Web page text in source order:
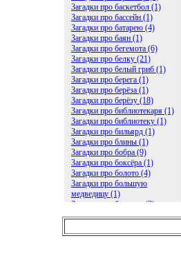
Загадки про баскетбол (1)
Загадки про бассейн (1)
Загадки про батарею (4)
Загадки про баян (1)
Загадки про бегемота (6)
Загадки про белку (21)
Загадки про белый гриб (1)
Загадки про берега (1)
Загадки про берёза (1)
Загадки про берёзу (18)
Загадки про библиотекаря (1)
Загадки про библиотеку (1)
Загадки про бильярд (1)
Загадки про блины (1)
Загадки про бобра (9)
Загадки про боксёра (1)
Загадки про болото (4)
Загадки про большую
медведицу (1)
Загадки про ботинки (2)
Загадки про бочку (5)
Загадки про бревно (2)